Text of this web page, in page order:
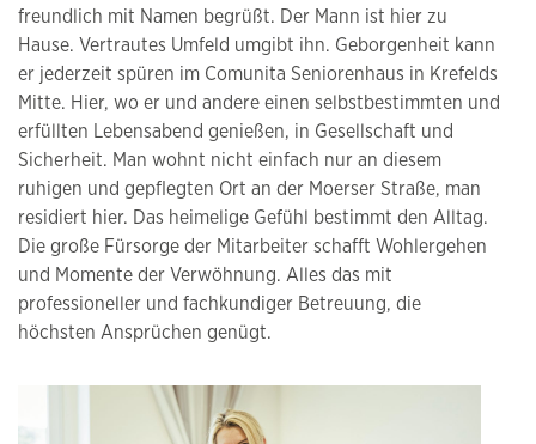
freundlich mit Namen begrüßt. Der Mann ist hier zu
Hause. Vertrautes Umfeld umgibt ihn. Geborgenheit kann
er jederzeit spüren im Comunita Seniorenhaus in Krefelds
Mitte. Hier, wo er und andere einen selbstbestimmten und
erfüllten Lebensabend genießen, in Gesellschaft und
Sicherheit. Man wohnt nicht einfach nur an diesem
ruhigen und gepflegten Ort an der Moerser Straße, man
residiert hier. Das heimelige Gefühl bestimmt den Alltag.
Die große Fürsorge der Mitarbeiter schafft Wohlergehen
und Momente der Verwöhnung. Alles das mit
professioneller und fachkundiger Betreuung, die
höchsten Ansprüchen genügt.